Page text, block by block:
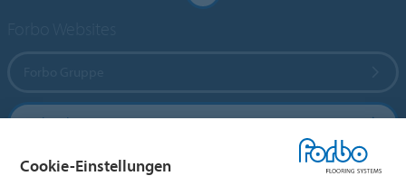
Forbo Flooring Systems
Cookie-Einstellungen